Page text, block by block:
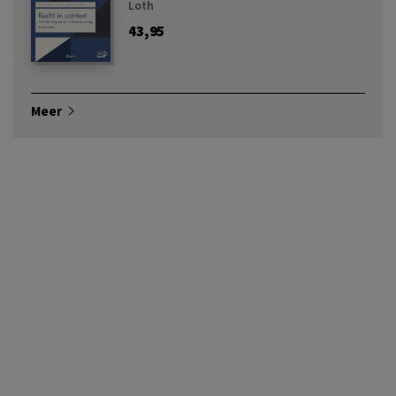
Loth
43,95
Meer